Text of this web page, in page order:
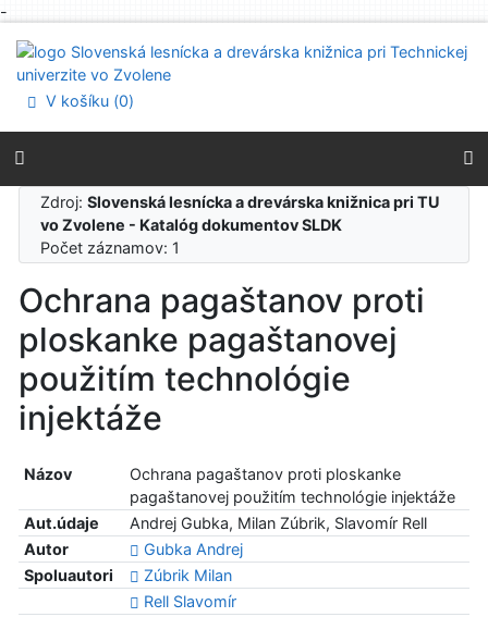
-
Prejsť na menu
Prehlásenie o webovej prístupnosti
V košíku (0)
Zdroj:Slovenská lesnícka a drevárska knižnica pri TU
vo Zvolene - Katalóg dokumentov SLDK
Počet záznamov: 1
Ochrana pagaštanov proti
ploskanke pagaštanovej
použitím technológie
injektáže
Názov
Ochrana pagaštanov proti ploskanke
pagaštanovej použitím technológie injektáže
Aut.údaje
Andrej Gubka, Milan Zúbrik, Slavomír Rell
Autor
Gubka Andrej
Spoluautori
Zúbrik Milan
Rell Slavomír